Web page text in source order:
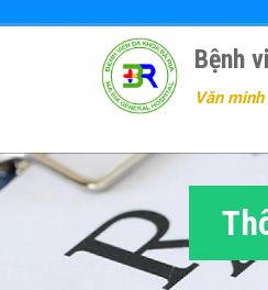
đến
Bệnh
Văn